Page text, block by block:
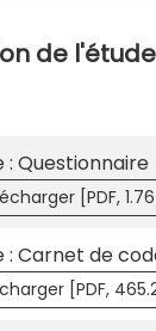
de l'étude
: Questionnaire
[PDF,
: Carnet de
[PDF,